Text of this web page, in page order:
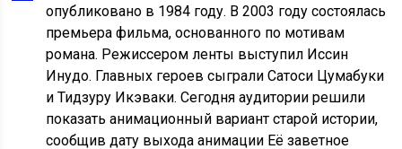
опубликовано в 1984 году. В 2003 году состоялась
премьера фильма, основанного по мотивам
романа. Режиссером ленты выступил Иссин
Инудо. Главных героев сыграли Сатоси Цумабуки
и Тидзуру Икэваки. Сегодня аудитории решили
показать анимационный вариант старой истории,
сообщив дату выхода анимации Её заветное